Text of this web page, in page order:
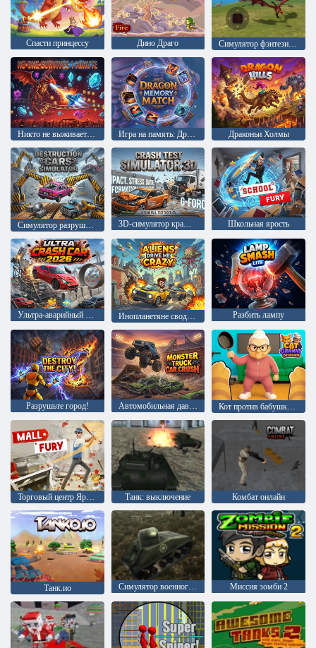
Спасти принцессу Дино Драго Симулятор фэнтезийного дракона
Никто не выживает и 1 минуты Игра на память: Дракон Драконьи Холмы
3D-симулятор краш-тестов Школьная ярость
Ультра-аварийный автомобиль 2026 Инопланетяне сводят меня с ума Разбить лампу
Разрушьте город! Автомобильная давка на грузовике-монстре Кот против бабушки. Симулятор кота.
Торговый центр Ярости Танк: выключение Комбат онлайн
Танк.ио Симулятор военного танка Миссия зомби 2